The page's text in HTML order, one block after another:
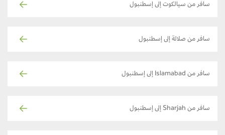
سافر من سيالكوت إلى إسطنبول
سافر من صلالة إلى إسطنبول
سافر من Islamabad إلى إسطنبول
سافر من Sharjah إلى إسطنبول